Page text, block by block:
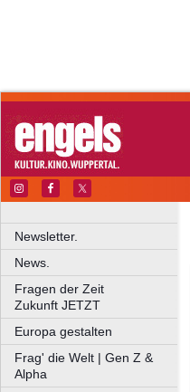
Newsletter.
News.
Fragen der Zeit
Zukunft JETZT
Europa gestalten
Frag' die Welt | Gen Z &
Alpha